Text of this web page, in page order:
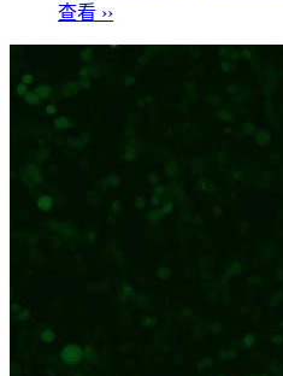
查看 ››